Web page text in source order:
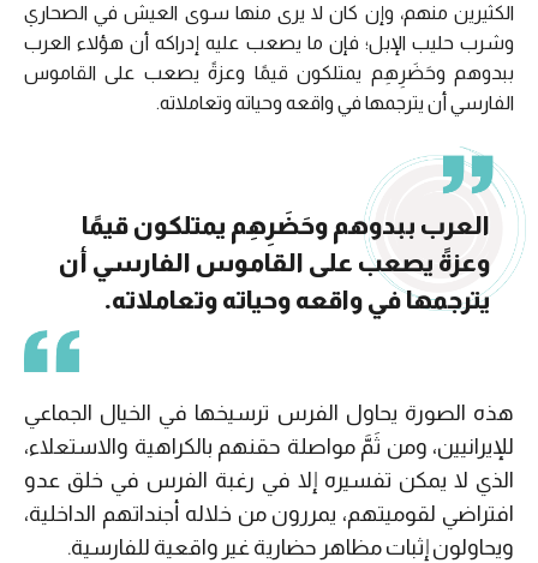
الكثيرين منهم، وإن كان لا يرى منها سوى العيش في الصحاري
وشرب حليب الإبل؛ فإن ما يصعب عليه إدراكه أن هؤلاء العرب
ببدوهم وحَضَرِهِم يمتلكون قيمًا وعزةً يصعب على القاموس
الفارسي أن يترجمها في واقعه وحياته وتعاملاته.
العرب ببدوهم وحَضَرِهِم يمتلكون قيمًا
وعزةً يصعب على القاموس الفارسي أن
يترجمها في واقعه وحياته وتعاملاته.
هذه الصورة يحاول الفرس ترسيخها في الخيال الجماعي
للإيرانيين، ومن ثَمَّ مواصلة حقنهم بالكراهية والاستعلاء،
الذي لا يمكن تفسيره إلا في رغبة الفرس في خلق عدو
افتراضي لقوميتهم، يمررون من خلاله أجنداتهم الداخلية،
ويحاولون إثبات مظاهر حضارية غير واقعية للفارسية.